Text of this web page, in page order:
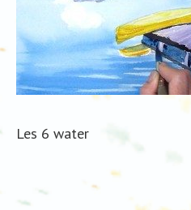
Les 6 water